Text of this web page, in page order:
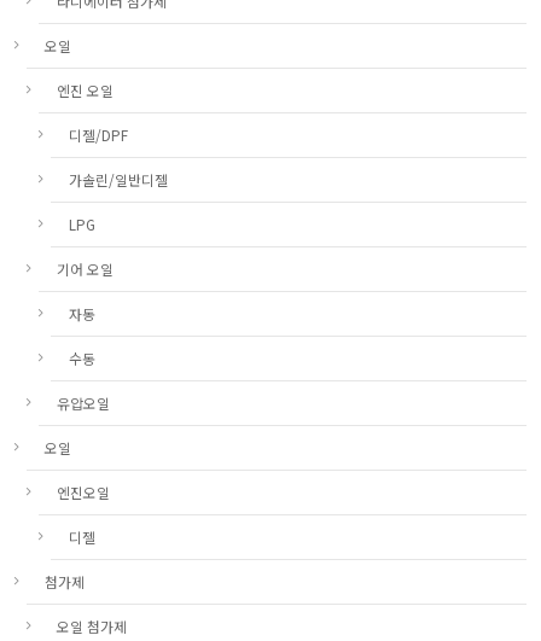
오일
엔진 오일
디젤/DPF
가솔린/일반디젤
LPG
기어 오일
자동
수동
유압오일
오일
엔진오일
디젤
첨가제
오일 첨가제